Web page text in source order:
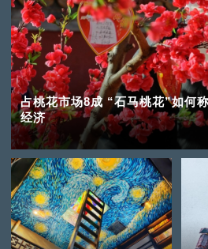
占桃花市场8成 “石马桃花”如何
经济